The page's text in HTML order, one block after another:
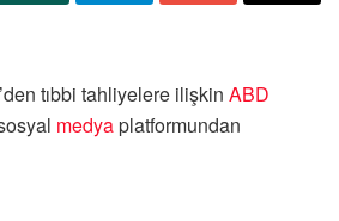
tıbbi tahliyelere ilişkin ABD
medyaplatformundan